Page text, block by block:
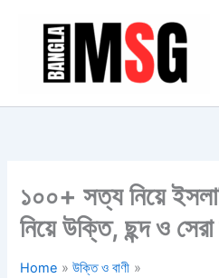
১০০+ সত্য নিয়ে
নিয়ে উক্তি, ছন্দ ও
Home
উক্তি ও বাণী